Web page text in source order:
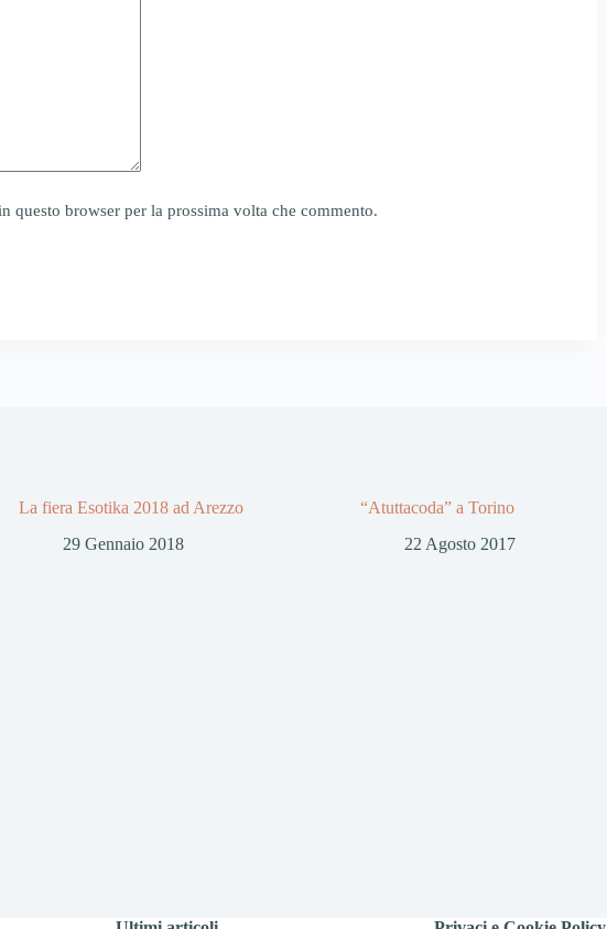
questo browser per la prossima volta che commento.
La fiera Esotika 2018 ad Arezzo
29 Gennaio 2018
“Atuttacoda” a Torino
22 Agosto 2017